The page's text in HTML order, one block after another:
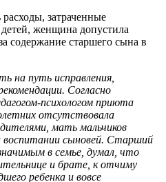
затраченные
женщина допустила
содержание старшего сына в
на путь исправления,
Согласно
психологом приюта
отсутствовала
мать мальчиков
воспитании сыновей. Старший
в семье, думал, что
и брате, к отчиму
ребенка и вовсе